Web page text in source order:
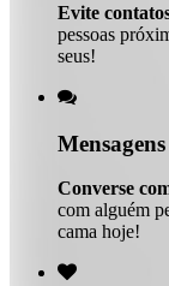
Evite
pessoas
seus!

Mensagens
Converse
com alguém
cama hoje!
